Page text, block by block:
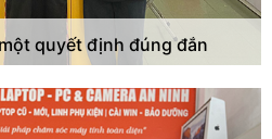
quyết định đúng đắn